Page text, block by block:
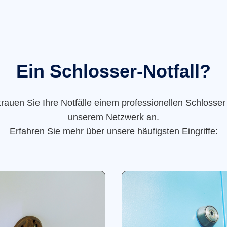
Ein Schlosser-Notfall?
Sie Ihre Notfälle einem professionellen
unserem Netzwerk an.
Erfahren Sie mehr über unsere häufigsten Eingriffe: